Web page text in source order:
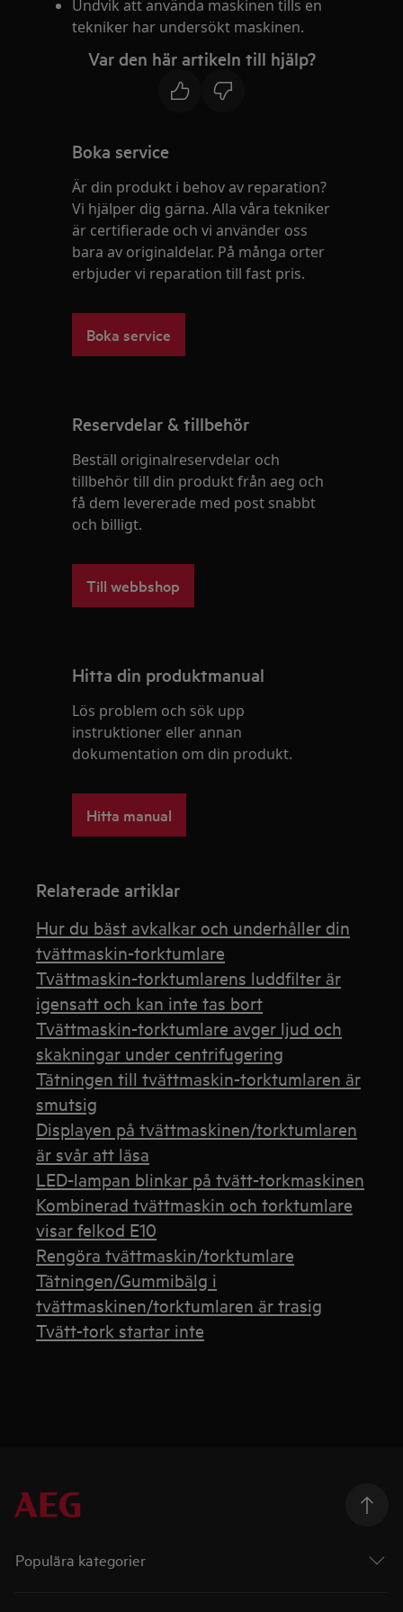
Undvik att använda maskinen tills en
tekniker har undersökt maskinen.
Var den här artikeln till hjälp?
Boka service
Är din produkt i behov av reparation?
Vi hjälper dig gärna. Alla våra tekniker
är certifierade och vi använder oss
bara av originaldelar. På många orter
erbjuder vi reparation till fast pris.
Boka service
Reservdelar & tillbehör
Beställ originalreservdelar och
tillbehör till din produkt från aeg och
få dem levererade med post snabbt
och billigt.
Till webbshop
Hitta din produktmanual
Lös problem och sök upp
instruktioner eller annan
dokumentation om din produkt.
Hitta manual
Relaterade artiklar
Hur du bäst avkalkar och underhåller din
tvättmaskin-torktumlare
Tvättmaskin-torktumlarens luddfilter är
igensatt och kan inte tas bort
Tvättmaskin-torktumlare avger ljud och
skakningar under centrifugering
Tätningen till tvättmaskin-torktumlaren är
smutsig
Displayen på tvättmaskinen/torktumlaren
är svår att läsa
LED-lampan blinkar på tvätt-torkmaskinen
Kombinerad tvättmaskin och torktumlare
visar felkod E10
Rengöra tvättmaskin/torktumlare
Tätningen/Gummibälg i
tvättmaskinen/torktumlaren är trasig
Tvätt-tork startar inte
Populära kategorier